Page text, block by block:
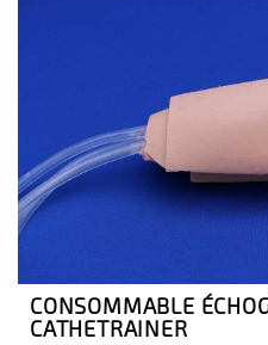
CONSOMMABLE
CATHETRAINER